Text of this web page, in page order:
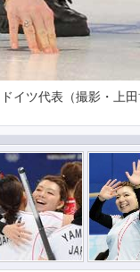
イツ代表（撮影・上